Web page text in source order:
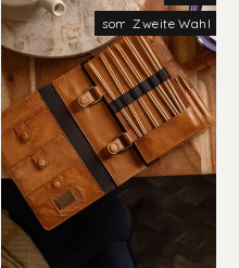
sommerangebote
Zweite Wahl